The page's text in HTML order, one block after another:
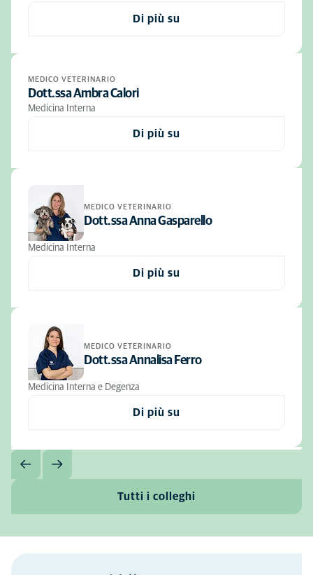
Di più su
MEDICO VETERINARIO
Dott.ssa Ambra Calori
Medicina Interna
Di più su
MEDICO VETERINARIO
Dott.ssa Anna Gasparello
Medicina Interna
Di più su
MEDICO VETERINARIO
Dott.ssa Annalisa Ferro
Medicina Interna e Degenza
Di più su
Tutti i colleghi